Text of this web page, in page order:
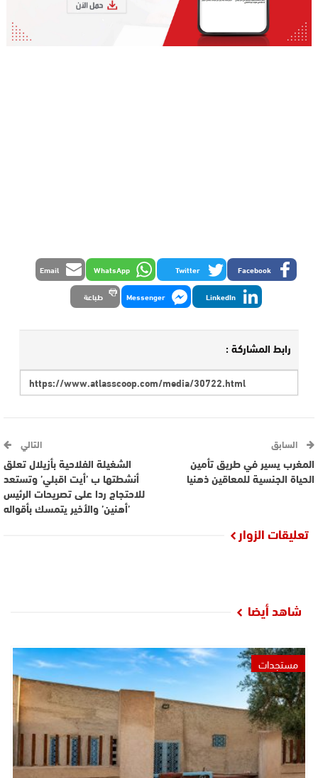
Facebook
Twitter
WhatsApp
Email
LinkedIn
Messenger طباعة
رابط المشاركة :
السابق
المغرب يسير في طريق تأمين
الحياة الجنسية للمعاقين ذهنيا
التالي
الشغيلة الفلاحية بأزيلال تعلق
أنشطتها ب ’أيت اقبلي’ وتستعد
للاحتجاج ردا على تصريحات الرئيس
’أهنين’ والأخير يتمسك بأقواله
تعليقات الزوار
شاهد أيضا
مستجدات